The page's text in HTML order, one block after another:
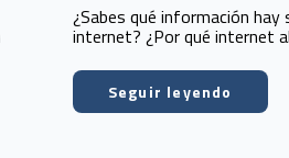
¿Sabes qué información
internet? ¿Por qué internet
Seguir leyendo